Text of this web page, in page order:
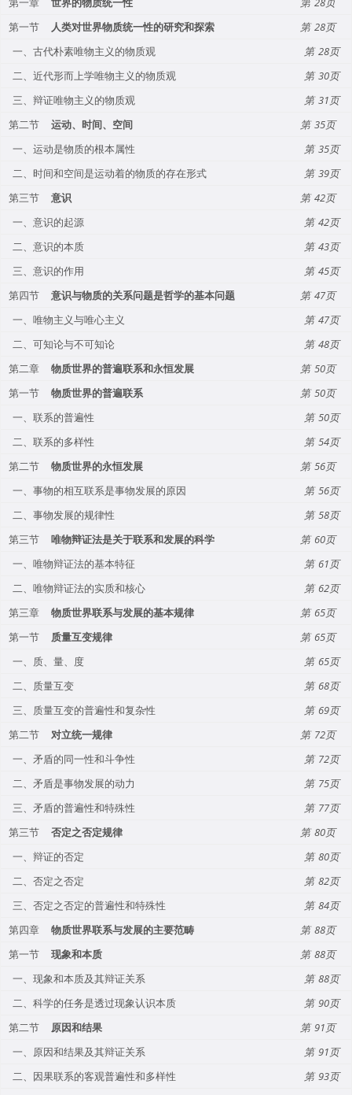
第一节
人类对世界物质统一性的研究和探索
28
一、古代朴素唯物主义的物质观
28
二、近代形而上学唯物主义的物质观
30
三、辩证唯物主义的物质观
31
第二节
运动、时间、空间
35
一、运动是物质的根本属性
35
二、时间和空间是运动着的物质的存在形式
39
第三节
意识
42
一、意识的起源
42
二、意识的本质
43
三、意识的作用
45
第四节
意识与物质的关系问题是哲学的基本问题
47
一、唯物主义与唯心主义
47
二、可知论与不可知论
48
第二章
物质世界的普遍联系和永恒发展
50
第一节
物质世界的普遍联系
50
一、联系的普遍性
50
二、联系的多样性
54
第二节
物质世界的永恒发展
56
一、事物的相互联系是事物发展的原因
56
二、事物发展的规律性
58
第三节
唯物辩证法是关于联系和发展的科学
60
一、唯物辩证法的基本特征
61
二、唯物辩证法的实质和核心
62
第三章
物质世界联系与发展的基本规律
65
第一节
质量互变规律
65
一、质、量、度
65
二、质量互变
68
三、质量互变的普遍性和复杂性
69
第二节
对立统一规律
72
一、矛盾的同一性和斗争性
72
二、矛盾是事物发展的动力
75
三、矛盾的普遍性和特殊性
77
第三节
否定之否定规律
80
一、辩证的否定
80
二、否定之否定
82
三、否定之否定的普遍性和特殊性
84
第四章
物质世界联系与发展的主要范畴
88
第一节
现象和本质
88
一、现象和本质及其辩证关系
88
二、科学的任务是透过现象认识本质
90
第二节
原因和结果
91
一、原因和结果及其辩证关系
91
二、因果联系的客观普遍性和多样性
93